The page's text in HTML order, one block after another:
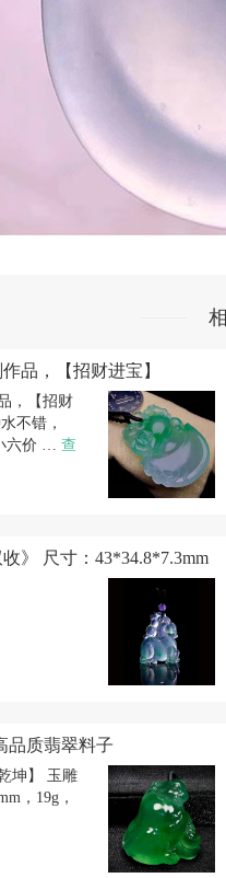
品，【招财进宝】
，【招财
不错，
六价 … 查
》 尺寸：43*34.8*7.3mm
品质翡翠料子
坤】 玉雕
，19g，